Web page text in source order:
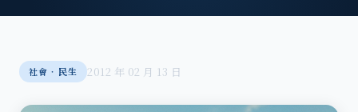
社會‧民生 2012 年 02 月 13 日